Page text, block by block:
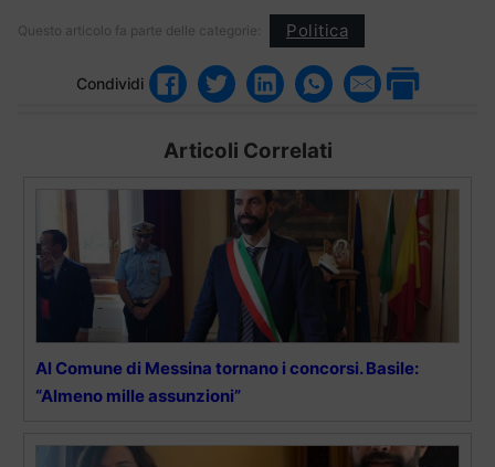
Questo articolo fa parte delle categorie: Politica
Condividi
Articoli Correlati
Al Comune di Messina tornano i concorsi. Basile:
“Almeno mille assunzioni”